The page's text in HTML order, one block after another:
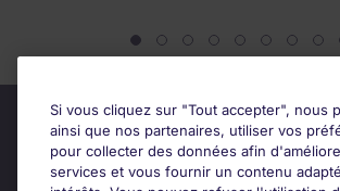
Si vous cliquez sur "Tout accepter", nous
ainsi que nos partenaires, utiliser vos
pour collecter des données afin
services et vous fournir un contenu